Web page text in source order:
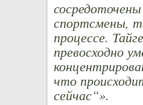
спортсмены,
процессе.
превосходно
что
сейчас“».